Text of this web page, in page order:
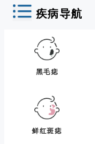
疾病导航
黑毛痣
鲜红斑痣